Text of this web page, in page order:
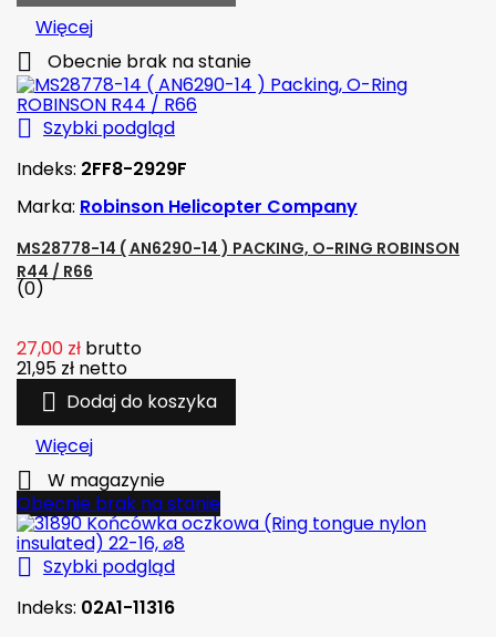
Więcej
 Obecnie brak na stanie
 Szybki podgląd
Indeks: 2FF8-2929F
Marka: Robinson Helicopter Company
MS28778-14 ( AN6290-14 ) PACKING, O-RING ROBINSON
R44 / R66
(0)
27,00 zł brutto
21,95 zł netto
 Dodaj do koszyka
Więcej

W magazynie
Obecnie brak na stanie
 Szybki podgląd
Indeks: 02A1-11316